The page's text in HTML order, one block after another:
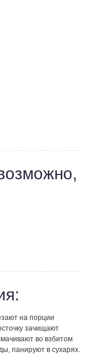
на порции
зачищают
во взбитом
панируют в сухарях.